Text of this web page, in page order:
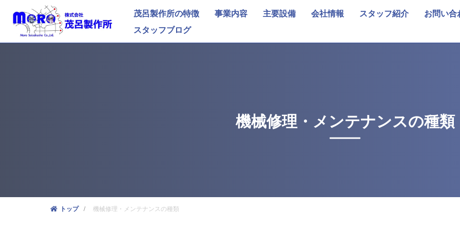
茂呂製作所の特徴 事業内容 主要設備 会社情報 スタッフ紹介
お問い合
スタッフブログ
機械修理・メンテナンスの種類
トップ 機械修理・メンテナンスの種類